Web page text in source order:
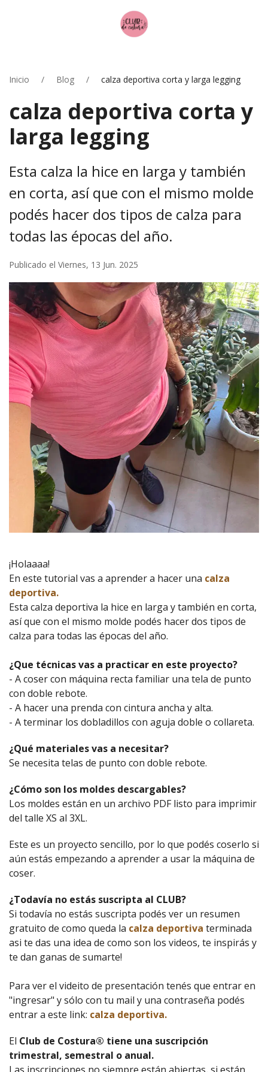
Inicio Blog calza deportiva corta y larga legging
calza deportiva corta y
larga legging
Esta calza la hice en larga y también
en corta, así que con el mismo molde
podés hacer dos tipos de calza para
todas las épocas del año.
Publicado el Viernes, 13 Jun. 2025
¡Holaaaa!
En este tutorial vas a aprender a hacer una calza
deportiva.
Esta calza deportiva la hice en larga y también en corta,
así que con el mismo molde podés hacer dos tipos de
calza para todas las épocas del año.
¿Que técnicas vas a practicar en este proyecto?
- A coser con máquina recta familiar una tela de punto
con doble rebote.
- A hacer una prenda con cintura ancha y alta.
- A terminar los dobladillos con aguja doble o collareta.
¿Qué materiales vas a necesitar?
Se necesita telas de punto con doble rebote.
¿Cómo son los moldes descargables?
Los moldes están en un archivo PDF listo para imprimir
del talle XS al 3XL.
Este es un proyecto sencillo, por lo que podés coserlo si
aún estás empezando a aprender a usar la máquina de
coser.
¿Todavía no estás suscripta al CLUB?
Si todavía no estás suscripta podés ver un resumen
gratuito de como queda la calza deportiva terminada
asi te das una idea de como son los videos, te inspirás y
te dan ganas de sumarte!
Para ver el videito de presentación tenés que entrar en
"ingresar" y sólo con tu mail y una contraseña podés
entrar a este link: calza deportiva.
El Club de Costura® tiene una suscripción
trimestral, semestral o anual.